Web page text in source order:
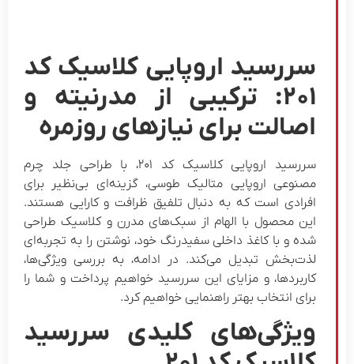
اروپایی کلاسیک کد
۲۰۱: ترکیبی از مدرنیته و
برای نیازهای روزمره
سررسید اروپایی کلاسیک کد ۲۰۱، با طراحی جلد چرم
اروپایی متالیک طوسی، گزینه‌ای بی‌نظیر برای
است که به دنبال تلفیق ظرافت و کارایی هستند.
محصول با الهام از سبک‌های مدرن و کلاسیک طراحی
و با کاغذ داخلی سفیدرنگ خود، نوشتن را به تجربه‌ای
تبدیل می‌کند. در ادامه، به بررسی ویژگی‌ها،
و مزایای این سررسید خواهیم پرداخت و شما را
انتخاب بهتر راهنمایی خواهیم کرد.
کلیدی سررسید